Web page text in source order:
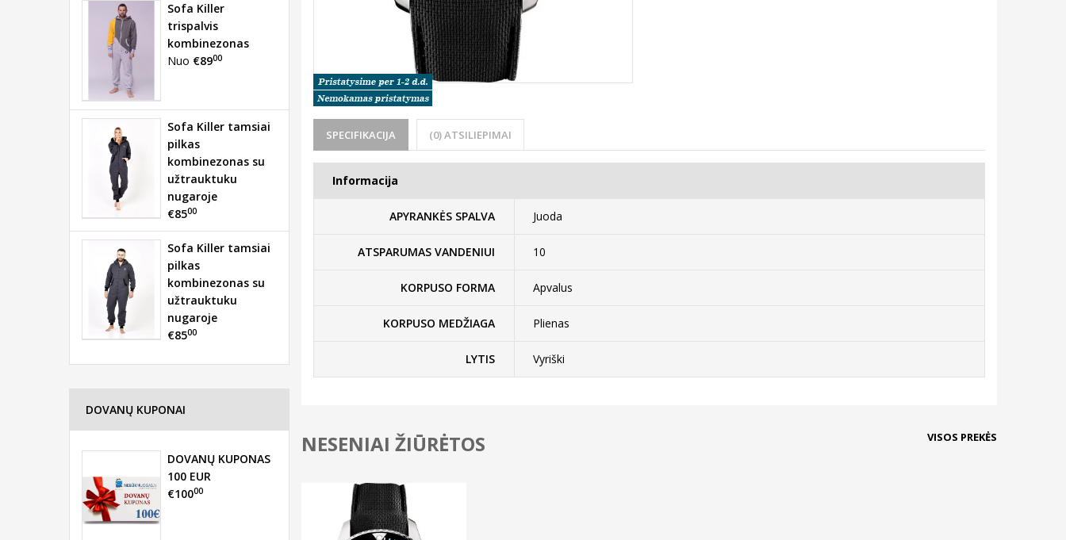
SPECIFIKACIJA (0) ATSILIEPIMAI
Informacija
APYRANKĖS SPALVA Juoda
ATSPARUMAS VANDENIUI 10
KORPUSO FORMA Apvalus
KORPUSO MEDŽIAGA Plienas
LYTIS Vyriški
NESENIAI ŽIŪRĖTOS VISOS PREKĖS
Sofa Killer
trispalvis
kombinezonas
Nuo €8900
Sofa Killer tamsiai
pilkas
kombinezonas su
užtrauktuku
nugaroje
€8500
Sofa Killer tamsiai
pilkas
kombinezonas su
užtrauktuku
nugaroje
€8500
DOVANŲ KUPONAI
DOVANŲ KUPONAS
100 EUR
€10000